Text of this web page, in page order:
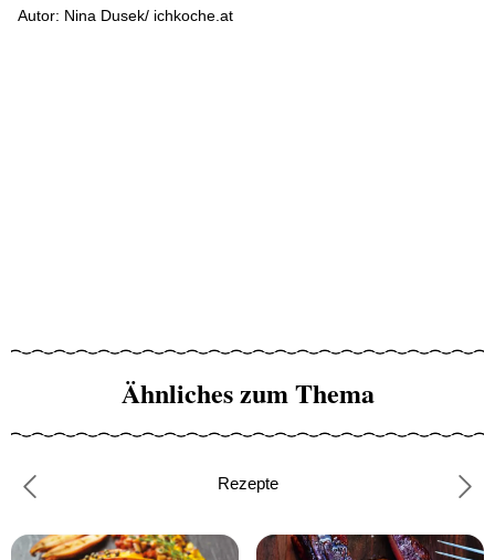
Autor: Nina Dusek/ ichkoche.at
Ähnliches zum Thema
Rezepte